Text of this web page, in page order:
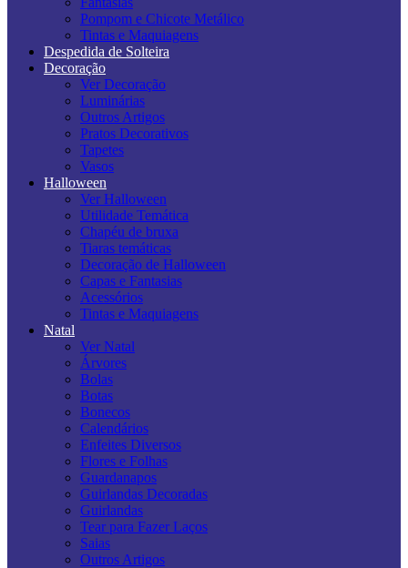
Pompom e Chicote Metálico
Tintas e Maquiagens
Despedida de Solteira
Decoração
Ver Decoração
Luminárias
Outros Artigos
Pratos Decorativos
Tapetes
Vasos
Halloween
Ver Halloween
Utilidade Temática
Chapéu de bruxa
Tiaras temáticas
Decoração de Halloween
Capas e Fantasias
Acessórios
Tintas e Maquiagens
Natal
Ver Natal
Árvores
Bolas
Botas
Bonecos
Calendários
Enfeites Diversos
Flores e Folhas
Guardanapos
Guirlandas Decoradas
Guirlandas
Tear para Fazer Laços
Saias
Outros Artigos